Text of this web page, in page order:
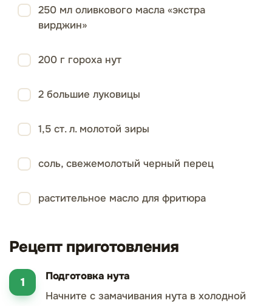
250 мл оливкового масла «экстра
вирджин»
200 г гороха нут
2 большие луковицы
1,5 ст. л. молотой зиры
соль, свежемолотый черный перец
растительное масло для фритюра
Рецепт приготовления
Подготовка нута
Начните с замачивания нута в холодной